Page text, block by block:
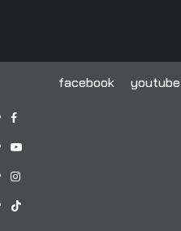
facebook youtube
facebook
youtube
instagram
tiktok